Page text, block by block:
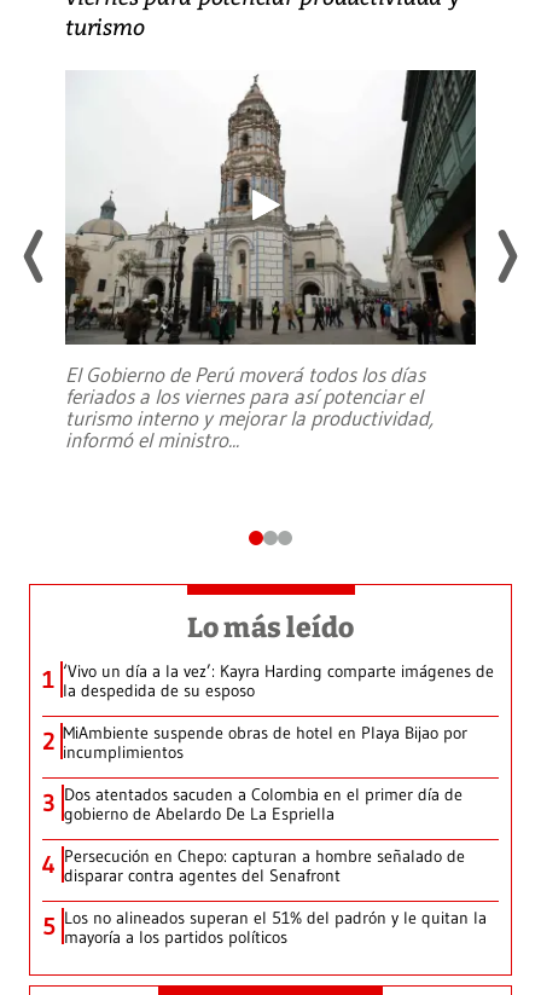
turismo
El Gobierno de Perú moverá todos los días
feriados a los viernes para así potenciar el
turismo interno y mejorar la productividad,
informó el ministro...
Lo más leído
1 ‘Vivo un día a la vez’: Kayra Harding comparte imágenes de
la despedida de su esposo
2 MiAmbiente suspende obras de hotel en Playa Bijao por
incumplimientos
3 Dos atentados sacuden a Colombia en el primer día de
gobierno de Abelardo De La Espriella
4 Persecución en Chepo: capturan a hombre señalado de
disparar contra agentes del Senafront
5 Los no alineados superan el 51% del padrón y le quitan la
mayoría a los partidos políticos